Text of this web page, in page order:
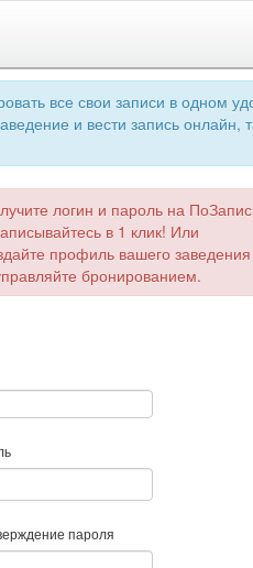
все свои записи в одном
и вести запись онлайн,
логин и пароль на
в 1 клик! Или
профиль вашего заведения
бронированием.
пароля